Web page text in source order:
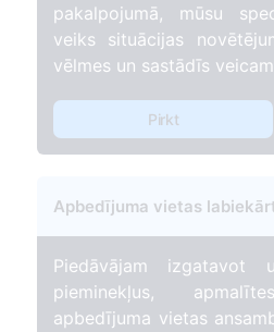
pakalpojumā, mūsu
veiks situācijas
vēlmes un sastādīs
Pirkt
Apbedījuma vietas
Piedāvājam izgatavot
pieminekļus,
apbedījuma vietas